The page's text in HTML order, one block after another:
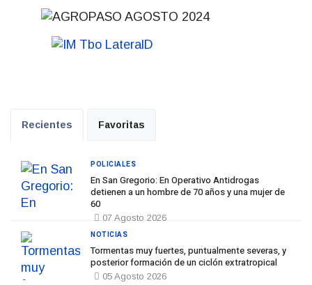
Recientes Favoritas
En San Gregorio: En Operativo Antidrogas
detienen a un hombre de 70 años y una mujer de
60
07 Agosto 2026
POLICIALES
Tormentas muy fuertes, puntualmente severas, y
posterior formación de un ciclón extratropical
05 Agosto 2026
NOTICIAS